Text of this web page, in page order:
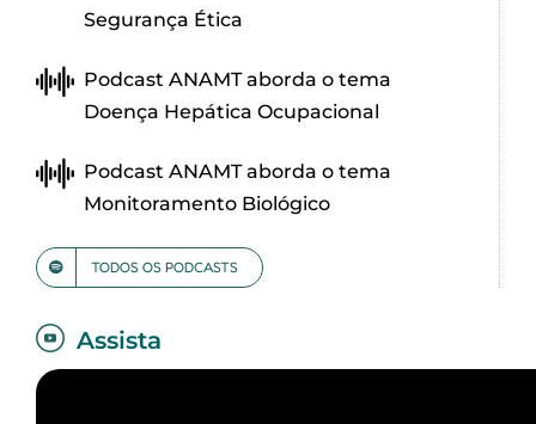
Segurança Ética
Podcast ANAMT aborda o tema
Doença Hepática Ocupacional
Podcast ANAMT aborda o tema
Monitoramento Biológico
TODOS OS PODCASTS
Assista